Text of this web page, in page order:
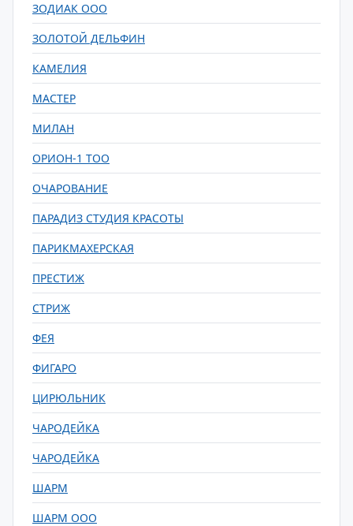
ЗОДИАК ООО
ЗОЛОТОЙ ДЕЛЬФИН
КАМЕЛИЯ
МАСТЕР
МИЛАН
ОРИОН-1 ТОО
ОЧАРОВАНИЕ
ПАРАДИЗ СТУДИЯ КРАСОТЫ
ПАРИКМАХЕРСКАЯ
ПРЕСТИЖ
СТРИЖ
ФЕЯ
ФИГАРО
ЦИРЮЛЬНИК
ЧАРОДЕЙКА
ЧАРОДЕЙКА
ШАРМ
ШАРМ ООО